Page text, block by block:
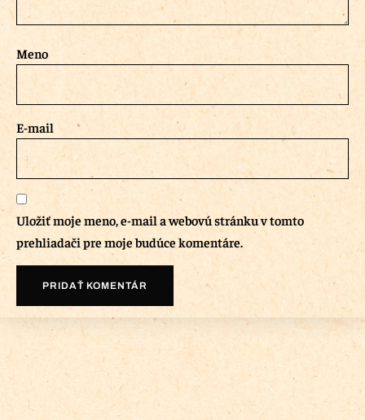
Meno
E-mail
Uložiť moje meno, e-mail a webovú stránku v tomto
prehliadači pre moje budúce komentáre.